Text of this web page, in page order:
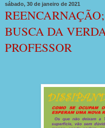
sábado, 30 de janeiro de 2021
BUSCA DA
PROFESSOR